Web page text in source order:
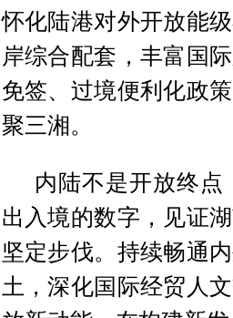
怀化陆港对外开放能
岸综合配套，丰富国
免签、过境便利化政
聚三湘。
内陆不是开放终点
出入境的数字，见证
坚定步伐。持续畅通
土，深化国际经贸人